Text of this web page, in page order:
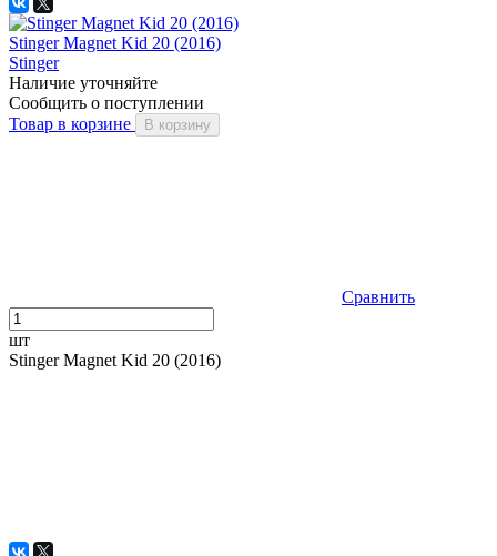
Stinger Magnet Kid 20 (2016)
Stinger
Наличие уточняйте
Сообщить о поступлении
Товар в корзине
В корзину
Сравнить
шт
Stinger Magnet Kid 20 (2016)